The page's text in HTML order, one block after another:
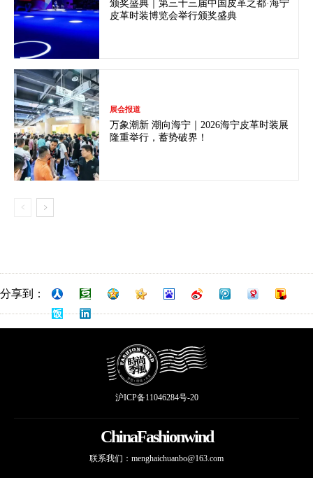
颁奖盛典｜第三十三届中国皮革之都·海宁
皮革时装博览会举行颁奖盛典
展会报道
万象潮新 潮向海宁｜2026海宁皮革时装展
隆重举行，蓄势破界！
分享到：
沪ICP备11046284号-20
ChinaFashionwind
联系我们： menghaichuanbo@163.com